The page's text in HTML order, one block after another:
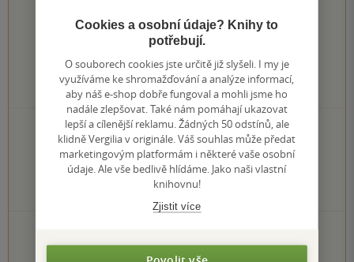
5.0z5
hodnocení čtenářů
4×
5 hvězdiček
0×
4 hvězdičky
0×
3 hvězdičky
0×
2 hvězdičky
Hodnocení našich knihkupců: 0.0 z 5
Cookies a osobní údaje? Knihy to
potřebují.
O souborech cookies jste určitě již slyšeli. I my je
využíváme ke shromažďování a analýze informací,
aby náš e-shop dobře fungoval a mohli jsme ho
nadále zlepšovat. Také nám pomáhají ukazovat
lepší a cílenější reklamu. Žádných 50 odstínů, ale
klidně Vergilia v originále. Váš souhlas může předat
marketingovým platformám i některé vaše osobní
údaje. Ale vše bedlivě hlídáme. Jako naši vlastní
knihovnu!
Zjistit více